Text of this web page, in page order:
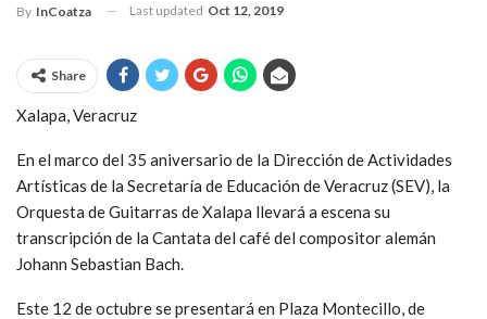
By InCoatza Last updated Oct 12, 2019
Share
Xalapa, Veracruz
En el marco del 35 aniversario de la Dirección de Actividades
Artísticas de la Secretaría de Educación de Veracruz (SEV), la
Orquesta de Guitarras de Xalapa llevará a escena su
transcripción de la Cantata del café del compositor alemán
Johann Sebastian Bach.
Este 12 de octubre se presentará en Plaza Montecillo, de